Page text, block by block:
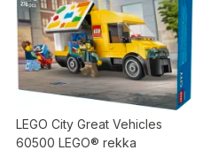
LEGO City Great Vehicles
60500 LEGO® rekka